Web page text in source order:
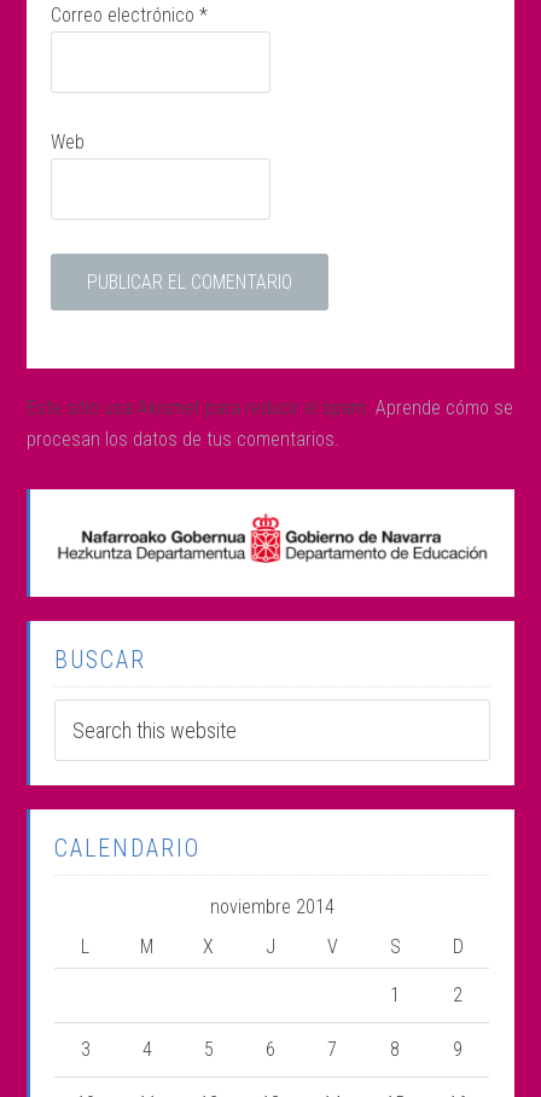
Correo electrónico*
Web
Este sitio usa Akismet para reducir el spam.Aprende cómo se
procesan los datos de tus comentarios.
BUSCAR
CALENDARIO
noviembre 2014
L
M X J V S D
1 2
3 4 5 6 7 8 9